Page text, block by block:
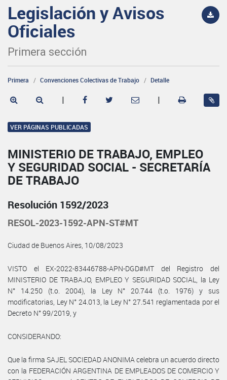
Legislación y Avisos
Oficiales
Primera sección
Primera Convenciones Colectivas de Trabajo Detalle
| |
VER PÁGINAS PUBLICADAS
MINISTERIO DE TRABAJO, EMPLEO
Y SEGURIDAD SOCIAL - SECRETARÍA
DE TRABAJO
Resolución 1592/2023
RESOL-2023-1592-APN-ST#MT
Ciudad de Buenos Aires, 10/08/2023
VISTO el EX-2022-83446788-APN-DGD#MT del Registro del
MINISTERIO DE TRABAJO, EMPLEO Y SEGURIDAD SOCIAL, la Ley
N° 14.250 (t.o. 2004), la Ley N° 20.744 (t.o. 1976) y sus
modificatorias, Ley N° 24.013, la Ley N° 27.541 reglamentada por el
Decreto N° 99/2019, y
CONSIDERANDO:
Que la firma SAJEL SOCIEDAD ANONIMA celebra un acuerdo directo
con la FEDERACIÓN ARGENTINA DE EMPLEADOS DE COMERCIO Y